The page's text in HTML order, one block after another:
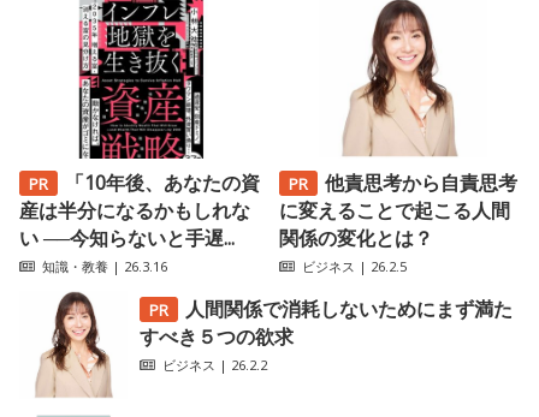
「10年後、あなたの資
産は半分になるかもしれな
い ──今知らないと手遅...
知識・教養 | 26.3.16
他責思考から自責思考
に変えることで起こる人間
関係の変化とは？
ビジネス | 26.2.5
人間関係で消耗しないためにまず満た
すべき５つの欲求
ビジネス | 26.2.2